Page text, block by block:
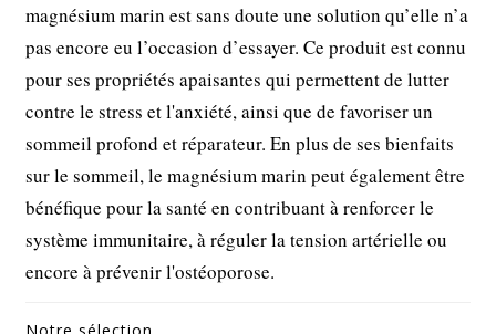
magnésium marin est sans doute une solution qu’elle n’a
pas encore eu l’occasion d’essayer. Ce produit est connu
pour ses propriétés apaisantes qui permettent de lutter
contre le stress et l'anxiété, ainsi que de favoriser un
sommeil profond et réparateur. En plus de ses bienfaits
sur le sommeil, le magnésium marin peut également être
bénéfique pour la santé en contribuant à renforcer le
système immunitaire, à réguler la tension artérielle ou
encore à prévenir l'ostéoporose.